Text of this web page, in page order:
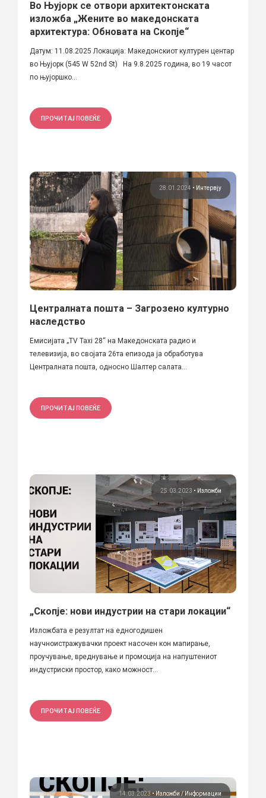
Во Њујорк се отвори архитектонската
изложба „Жените во македонската
архитектура: Обновата на Скопје“
Датум: 11.08.2025 Локација: Македонскиот културен центар
во Њујорк (545 W 52nd St) На 9.8.2025 година, во 19 часот
по њујоршко...
ПРОЧИТАЈ ПОВЕЌЕ
28.01.2024 • Интервју
Централната пошта – Загрозено културно
наследство
Емисијата „TV Taxi 28“ на Македонската радио и
телевизија, во својата 26та епизода ја обработува
Централната пошта, односно Шалтер салата...
ПРОЧИТАЈ ПОВЕЌЕ
25.03.2023 • Изложби
„Скопје: нови индустрии на стари локации“
Изложбата е резултат на едногодишен
научноистражувачки проект насочен кон мапирање,
проучување, вреднување и промоција на напуштениот
индустриски простор, како можност...
ПРОЧИТАЈ ПОВЕЌЕ
14.03.2023•Изложби Информации